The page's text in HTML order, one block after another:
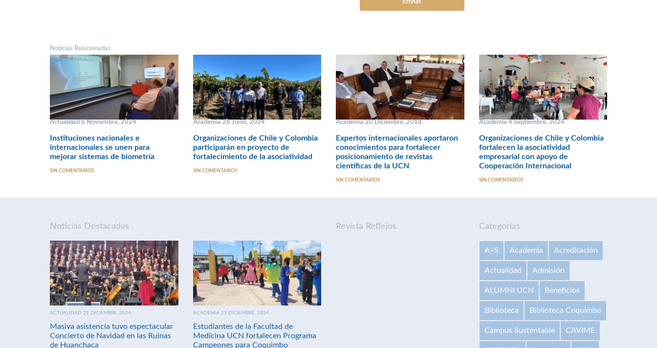
Noticias Relacionadas
Actualidad 6 Noviembre, 2024
Instituciones nacionales e
internacionales se unen para
mejorar sistemas de biometría
SIN COMENTARIOS
Academia 28 Junio, 2024
Organizaciones de Chile y Colombia
participarán en proyecto de
fortalecimiento de la asociatividad
SIN COMENTARIOS
Academia 20 Diciembre, 2018
Expertos internacionales aportaron
conocimientos para fortalecer
posicionamiento de revistas
científicas de la UCN
SIN COMENTARIOS
Academia 4 Septiembre, 2024
Organizaciones de Chile y Colombia
fortalecen la asociatividad
empresarial con apoyo de
Cooperación Internacional
SIN COMENTARIOS
Noticias Destacadas
ACTUALIDAD 21 DICIEMBRE, 2024
Masiva asistencia tuvo espectacular
Concierto de Navidad en las Ruinas
de Huanchaca
ACADEMIA 21 DICIEMBRE, 2024
Estudiantes de la Facultad de
Medicina UCN fortalecen Programa
Campeones para Coquimbo
Revista Reflejos Categorías
A+S Academia Acreditación
Actualidad Admisión
ALUMNI UCN Beneficios
Biblioteca Biblioteca Coquimbo
Campus Sustentable CAVIME